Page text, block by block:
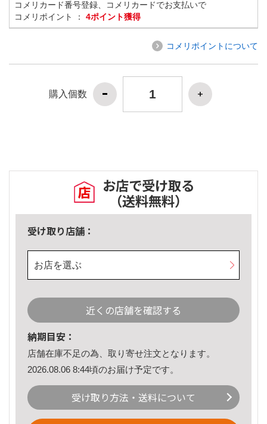
コメリカード番号登録、コメリカードでお支払いで
コメリポイント ： 4ポイント獲得
コメリポイントについて
購入個数
お店で受け取る
（送料無料）
受け取り店舗：
お店を選ぶ
近くの店舗を確認する
納期目安：
店舗在庫不足の為、取り寄せ注文となります。
2026.08.06 8:44頃のお届け予定です。
受け取り方法・送料について